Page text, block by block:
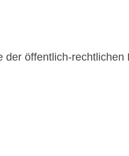
öffentlich-rechtlichen